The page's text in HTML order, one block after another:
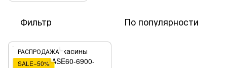
Фильтр По популярности
РАСПРОДАЖА
SALE−50%